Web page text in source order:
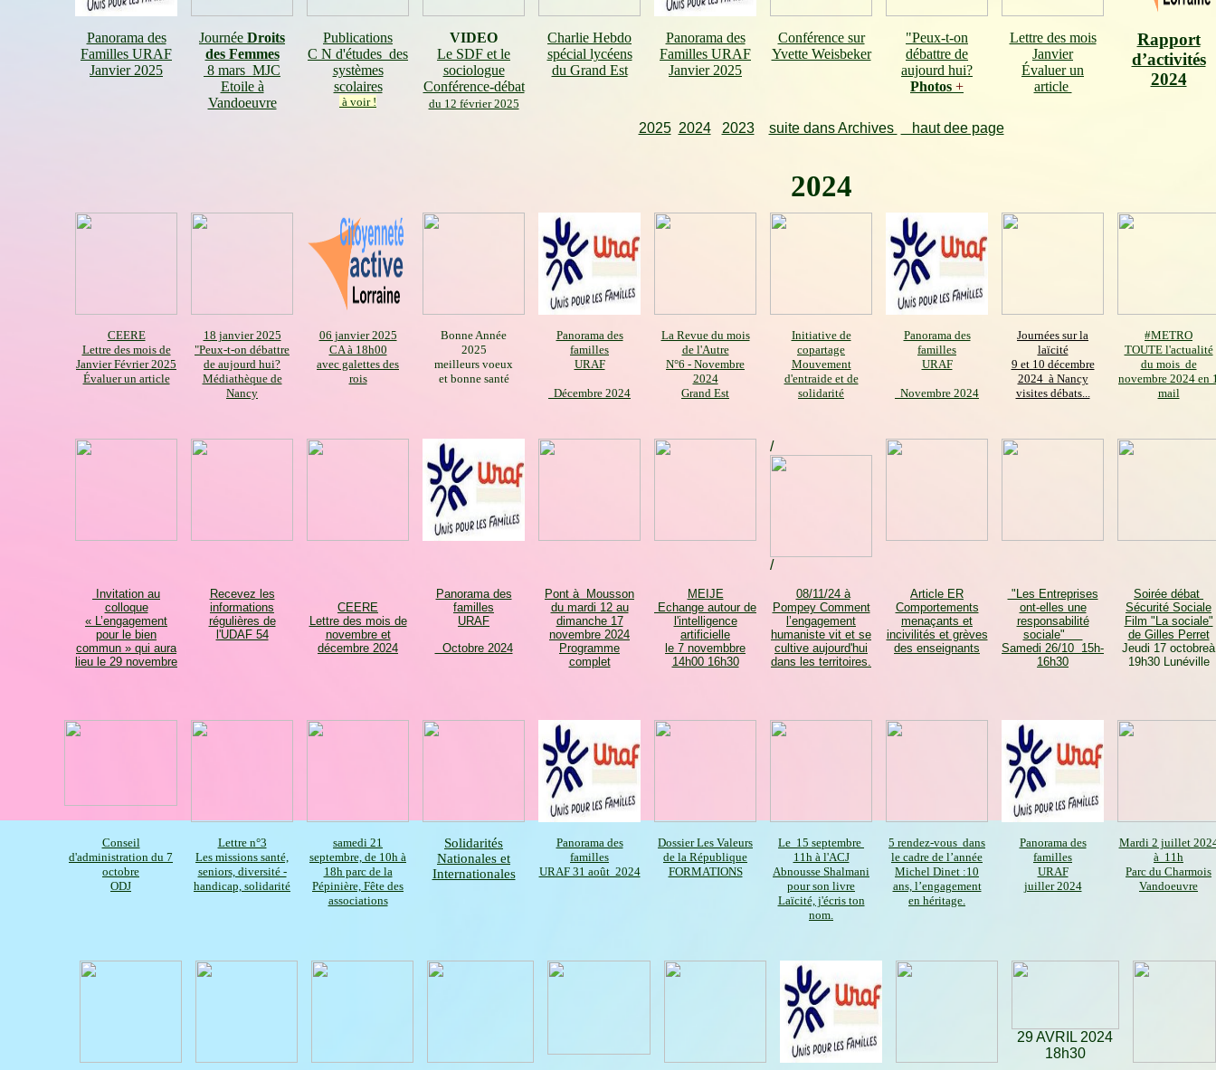
Panorama des
Familles URAF
Janvier 2025
Journée Droits
des Femmes
8 mars MJC
Etoile à
Vandoeuvre
Publications
C N d'études des
systèmes
scolaires
à voir !
VIDEO
Le SDF et le
sociologue
Conférence-débat
du 12 février 2025
Charlie Hebdo
spécial lycéens
du Grand Est
Panorama des
Familles URAF
Janvier 2025
Conférence sur
Yvette Weisbeker
"Peux-t-on
débattre de
aujourd hui?
Photos +
Lettre des mois
Janvier
Évaluer un
article
Rapport
d’activités
2024
2025 2024 2023 suite dans Archives haut dee page
2024
CEERE
Lettre des mois de
Janvier Février 2025
Évaluer un article
18 janvier 2025
"Peux-t-on débattre
de aujourd hui?
Médiathèque de
Nancy
06 janvier 2025
CA à 18h00
avec galettes des
rois
Bonne Année
2025
meilleurs voeux
et bonne santé
Panorama des
familles
URAF
Décembre 2024
La Revue du mois
de l'Autre
N°6 - Novembre
2024
Grand Est
Initiative de
copartage
Mouvement
d'entraide et de
solidarité
Panorama des
familles
URAF
Novembre 2024
Journées sur la
laïcité
9 et 10 décembre
2024 à Nancy
visites débats...
#METRO
TOUTE l'actualité
du mois de
novembre 2024 en
mail
/
/
Invitation au
colloque
« L’engagement
pour le bien
commun » qui aura
lieu le 29 novembre
Recevez les
informations
régulières de
l'UDAF 54
CEERE
Lettre des mois de
novembre et
décembre 2024
Panorama des
familles
URAF
Octobre 2024
Pont à Mousson
du mardi 12 au
dimanche 17
novembre 2024
Programme
complet
MEIJE
Echange autour de
l'intelligence
artificielle
le 7 novembbre
14h00 16h30
08/11/24 à
Pompey Comment
l’engagement
humaniste vit et se
cultive aujourd'hui
dans les territoires.
Article ER
Comportements
menaçants et
incivilités et grèves
des enseignants
"Les Entreprises
ont-elles une
responsabilité
sociale"
Samedi 26/10 15h-
16h30
Soirée débat
Sécurité Sociale
Film "La sociale"
de Gilles Perret
Jeudi 17 octobreà
19h30 Lunéville
Conseil
d'administration du 7
octobre
ODJ
Lettre n°3
Les missions santé,
seniors, diversité -
handicap, solidarité
samedi 21
septembre, de 10h à
18h parc de la
Pépinière, Fête des
associations
Solidarités
Nationales et
Internationales
Panorama des
familles
URAF 31 août 2024
Dossier Les Valeurs
de la République
FORMATIONS
Le 15 septembre
11h à l'ACJ
Abnousse Shalmani
pour son livre
Laïcité, j'écris ton
nom.
5 rendez-vous dans
le cadre de l’année
Michel Dinet :10
ans, l’engagement
en héritage.
Panorama des
familles
URAF
juiller 2024
Mardi 2 juillet
à 11h
Parc du Charmois
Vandoeuvre
29 AVRIL 2024
18h30